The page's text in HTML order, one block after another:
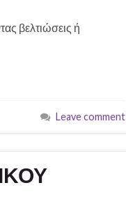
βελτιώσεις ή
Leave comment